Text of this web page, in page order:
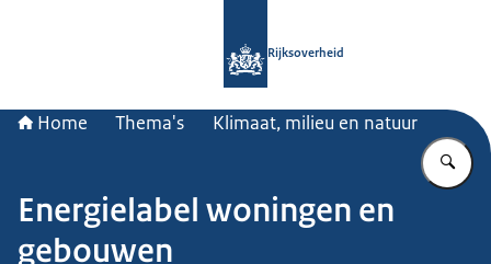
Rijksoverheid
Home Thema's Klimaat, milieu en natuur
Energielabel woningen en
gebouwen